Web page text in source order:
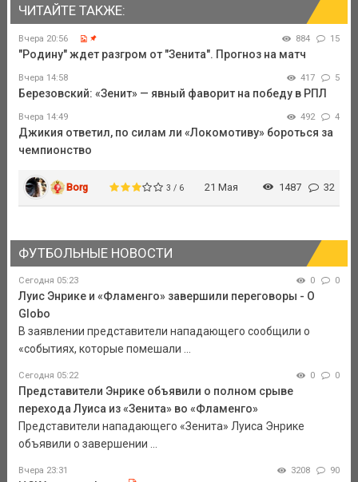
ЧИТАЙТЕ ТАКЖЕ:
Вчера 20:56 884 15
"Родину" ждет разгром от "Зенита". Прогноз на матч
Вчера 14:58 417 5
Березовский: «Зенит» — явный фаворит на победу в РПЛ
Вчера 14:49 492 4
Джикия ответил, по силам ли «Локомотиву» бороться за
чемпионство
Borg 3 / 6 21 Мая 1487 32
ФУТБОЛЬНЫЕ НОВОСТИ
Сегодня 05:23 0 0
Луис Энрике и «Фламенго» завершили переговоры - O
Globo
В заявлении представители нападающего сообщили о
«событиях, которые помешали ...
Сегодня 05:22 0 0
Представители Энрике объявили о полном срыве
перехода Луиса из «Зенита» во «Фламенго»
Представители нападающего «Зенита» Луиса Энрике
объявили о завершении ...
Вчера 23:31 3208 90